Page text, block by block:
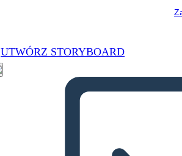
UTWÓRZ STORYBOARD